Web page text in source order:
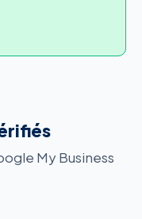
My Business